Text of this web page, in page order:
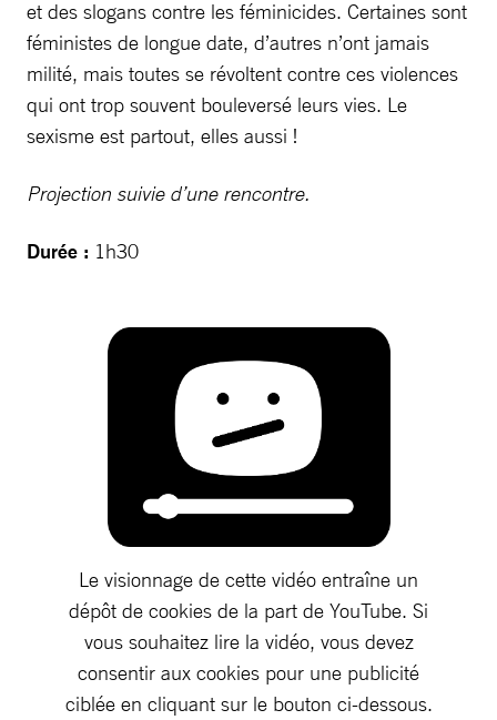
et des slogans contre les féminicides. Certaines sont
féministes de longue date, d’autres n’ont jamais
milité, mais toutes se révoltent contre ces violences
qui ont trop souvent bouleversé leurs vies. Le
sexisme est partout, elles aussi !
Projection suivie d’une rencontre.
Durée : 1h30
Le visionnage de cette vidéo entraîne un
dépôt de cookies de la part de YouTube. Si
vous souhaitez lire la vidéo, vous devez
consentir aux cookies pour une publicité
ciblée en cliquant sur le bouton ci-dessous.